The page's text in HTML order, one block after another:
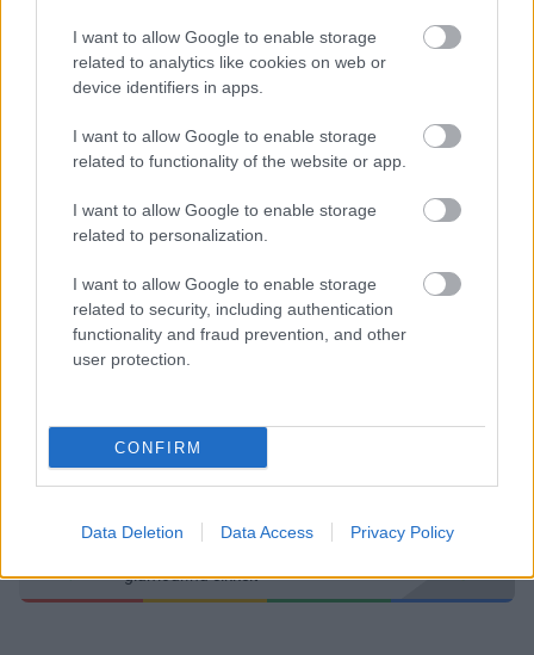
I want to allow Google to enable storage
related to analytics like cookies on web or
device identifiers in apps.
I want to allow Google to enable storage
related to functionality of the website or app.
I want to allow Google to enable storage
related to personalization.
I want to allow Google to enable storage
related to security, including authentication
functionality and fraud prevention, and other
user protection.
CONFIRM
Data Deletion Data Access Privacy Policy
Megosztás
Itt állíthatod be, hogy a Google
glamour.hu cikkeit